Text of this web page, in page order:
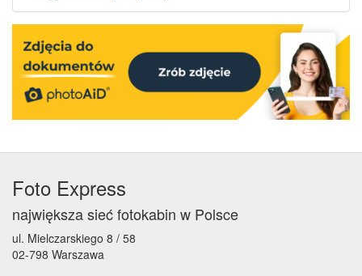
Foto Express
największa sieć fotokabin w Polsce
ul. Mielczarskiego 8 / 58
02-798 Warszawa